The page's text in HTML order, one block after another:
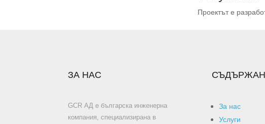
Проектът е
ЗА НАС
GCR АД е българска инженерна
компания, специализирана в
За нас
Услуги